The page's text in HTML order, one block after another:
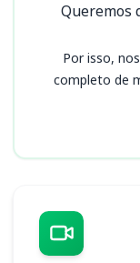
Queremos
Por isso,
completo de